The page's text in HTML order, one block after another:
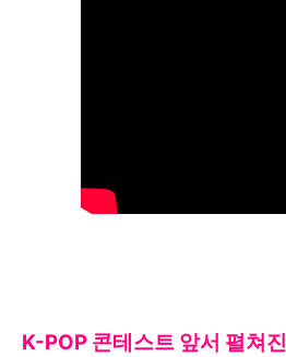
K-POP 콘테스트 앞서 펼쳐진